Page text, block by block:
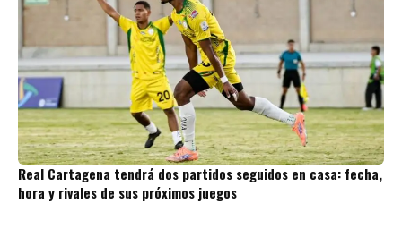
Real Cartagena tendrá dos partidos seguidos en casa: fecha,
hora y rivales de sus próximos juegos